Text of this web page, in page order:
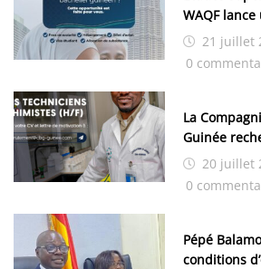
WAQF
bourses
21 juillet
0
La
Guinée
de Kamsar
chimistes (H/
20 juillet
0
Pépé
conditions